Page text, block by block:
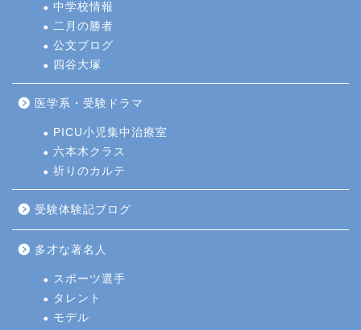
中学校情報
二月の勝者
公文ブログ
四谷大塚
医学系・受験ドラマ
PICU小児集中治療室
六本木クラス
祈りのカルテ
受験体験記ブログ
多才な著名人
スポーツ選手
タレント
モデル